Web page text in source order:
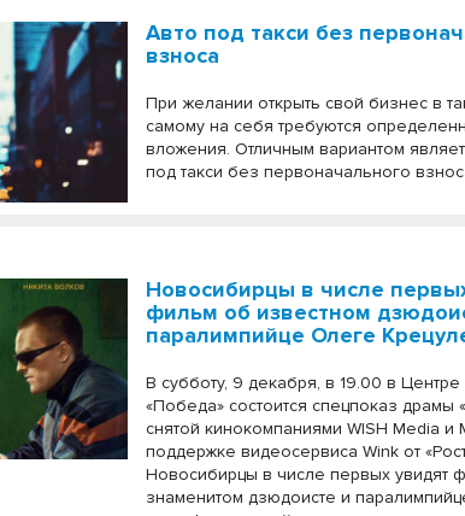
Авто под такси без
взноса
При желании открыть свой бизнес в
самому на себя требуются
вложения. Отличным вариантом
под такси без первоначального
Новосибирцы в числе
фильм об известном
паралимпийце Олеге
В субботу, 9 декабря, в 19.00 в Центре
«Победа» состоится спецпоказ драмы
снятой кинокомпаниями WISH Media и
поддержке видеосервиса Wink от
Новосибирцы в числе первых увидят
знаменитом дзюдоисте и